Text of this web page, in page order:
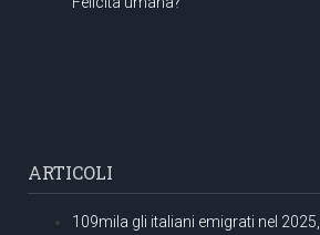
ARTICOLI
109mila gli italiani emigrati nel